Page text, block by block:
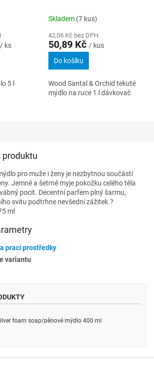
/ ks
5 l
Skladem (7 kus)
42,06 Kč bez DPH
50,89 Kč / kus
Do košíku
Wood Santal & Orchid tekuté
mýdlo na ruce 1 l dávkovač
produktu
pro muže i ženy je nezbytnou součástí
Jemně a šetrně myje pokožku celého těla
pocit. Decentní parfém plný šarmu,
svitu podtrhne nevšední zážitek.?
ml
prací prostředky
variantu
foam soap/pěnové mýdlo 400 ml